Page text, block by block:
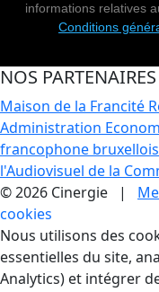
informations relatives
Conditions
NOS PARTENAIRES
Maison de la Francité
Administration
francophone bruxellois
l'Audiovisuel de la
© 2026 Cinergie |
cookies
Gestion des
Nous utilisons des
essentielles du site,
Analytics) et intégrer